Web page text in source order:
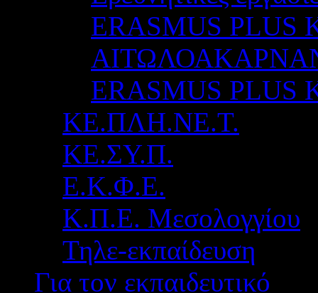
ERASMUS PLUS
ERASMUS
ΚΕ.ΠΛΗ.ΝΕ.Τ.
ΚΕ.ΣΥ.Π.
Ε.Κ.Φ.Ε.
Κ.Π.Ε. Μεσολογγίου
Τηλε-εκπαίδευση
Για τον εκπαιδευτικό